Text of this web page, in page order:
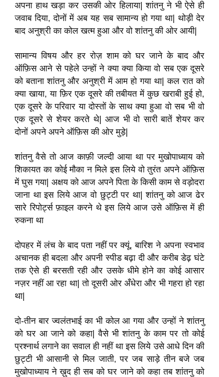
अपना हाथ खड़ा कर उसकी ओर हिलाया| शांतनु ने भी ऐसे ही
जवाब दिया, दोनों में अब यह सब सामान्य हो गया था| थोड़ी देर
बाद अनुश्री का कोल खत्म हुआ और वो शांतनु की ओर आयी|
सामान्य विषय और हर रोज़ शाम को घर जाने के बाद और
ऑफ़िस आने से पहेले उन्हों ने क्या क्या किया वो सब एक दूसरे
को बताना शांतनु और अनुश्री में आम हो गया था| कल रात को
क्या खाया, या फ़िर एक दूसरे की तबीयत में कुछ खराबी हुई हो,
एक दूसरे के परिवार या दोस्तों के साथ क्या हुआ वो सब भी वो
एक दूसरे से शेयर करते थे| आज भी वो सारी बातें शेयर कर
दोनों अपने अपने ऑफ़िस की ओर मुड़े|
शांतनु वैसे तो आज काफ़ी जल्दी आया था पर मुखोपाध्याय को
शिकायत का कोई मौका न मिले इस लिये वो तुरंत अपने ऑफ़िस
में घुस गया| अक्षय को आज अपने पिता के किसी काम से वड़ोदरा
जाना था इस लिये आज वो छुट्टी पर था| शांतनु को आज ढेर
सारे रिपोर्ट्स फ़ाइल करने थे इस लिये आज उसे ऑफ़िस में ही
रुकना था
दोपहर में लंच के बाद पता नहीं पर क्यूं, बारिश ने अपना स्वभाव
अचानक ही बदला और अपनी स्पीड बढ़ा दी और करीब डेढ़ घंटे
तक ऐसे ही बरसती रही और उसके धीमे होने का कोई आसार
नज़र नहीं आ रहा था| तो दूसरी ओर अँधेरा और भी गहरा हो रहा
था|
दो-तीन बार ज्वलंतभाई का भी कोल आ गया और उन्हों ने शांतनु
को घर आ जाने को कहा| वैसे भी शांतनु के काम पर तो कोई
प्रश्नार्थ लगाने का सवाल ही नहीं था इस लिये उसे आधे दिन की
छुट्टी भी आसानी से मिल जाती, पर जब साड़े तीन बजे जब
मुखोपाध्याय ने ख़ुद ही सब को घर जाने को कहा तब शांतनु को